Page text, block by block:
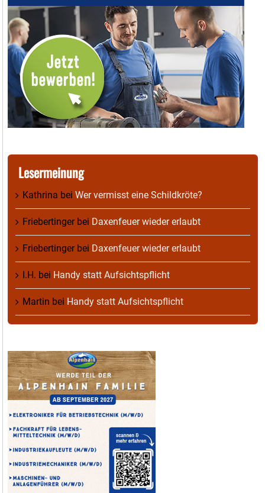
Lesermeinung
Kathrina bei Wer vermisst eine Schildkröte?
Friebertingerbei Daxenfeuer wieder erlaubt
Friebertingerbei Daxenfeuer wieder erlaubt
I.H. bei Handy statt Aufsichtspflicht
Martin bei Handy statt Aufsichtspflicht